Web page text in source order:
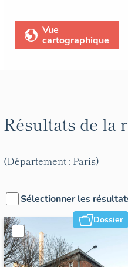
Vue
cartographique
Résultats de la
(Département : Paris)
Sélectionner les
Dossier